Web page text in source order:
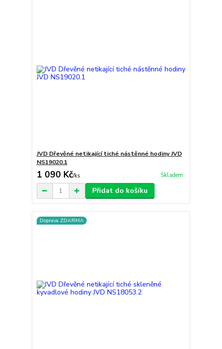
JVD Dřevěné netikající tiché nástěnné hodiny JVD
NS19020.1
1 090 Kč/ks Skladem
Přidat do košíku
Doprava ZDARMA